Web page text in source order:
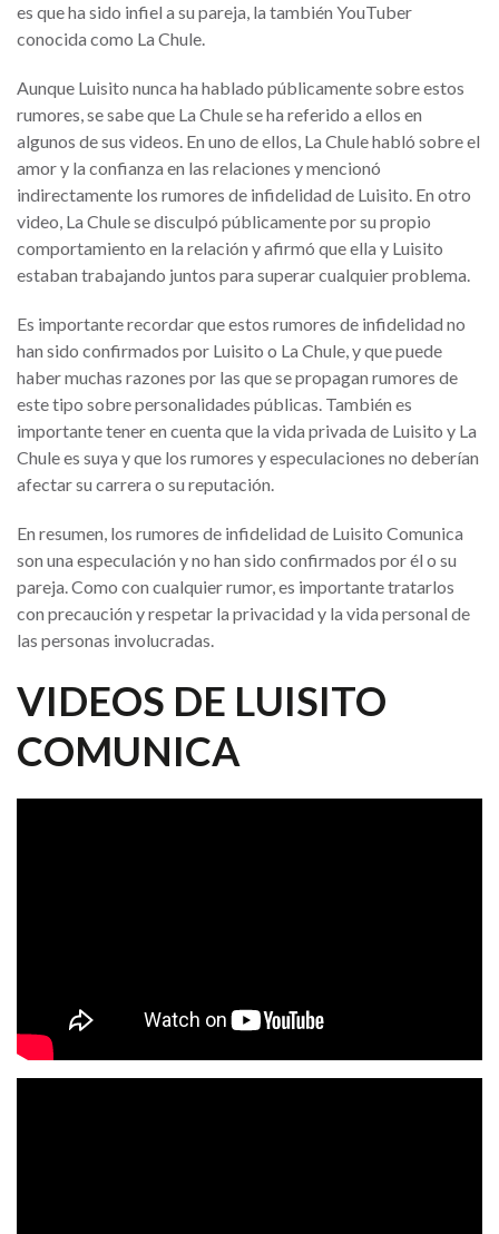
es que ha sido infiel a su pareja, la también YouTuber
conocida como La Chule.
Aunque Luisito nunca ha hablado públicamente sobre estos
rumores, se sabe que La Chule se ha referido a ellos en
algunos de sus videos. En uno de ellos, La Chule habló sobre el
amor y la confianza en las relaciones y mencionó
indirectamente los rumores de infidelidad de Luisito. En otro
video, La Chule se disculpó públicamente por su propio
comportamiento en la relación y afirmó que ella y Luisito
estaban trabajando juntos para superar cualquier problema.
Es importante recordar que estos rumores de infidelidad no
han sido confirmados por Luisito o La Chule, y que puede
haber muchas razones por las que se propagan rumores de
este tipo sobre personalidades públicas. También es
importante tener en cuenta que la vida privada de Luisito y La
Chule es suya y que los rumores y especulaciones no deberían
afectar su carrera o su reputación.
En resumen, los rumores de infidelidad de Luisito Comunica
son una especulación y no han sido confirmados por él o su
pareja. Como con cualquier rumor, es importante tratarlos
con precaución y respetar la privacidad y la vida personal de
las personas involucradas.
VIDEOS DE LUISITO
COMUNICA